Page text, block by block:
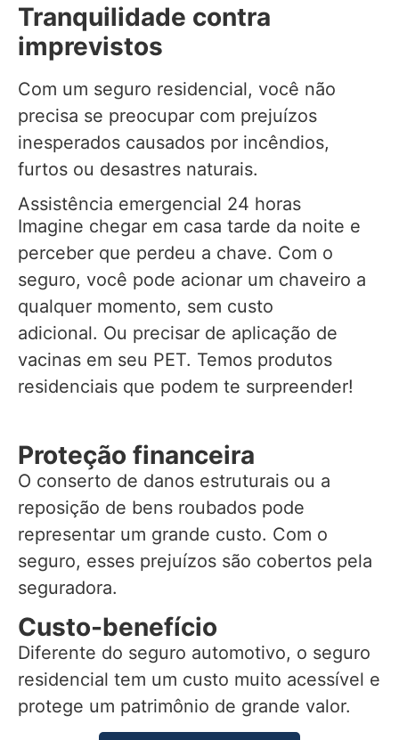
Tranquilidade contra
imprevistos
Com um seguro residencial, você não
precisa se preocupar com prejuízos
inesperados causados por incêndios,
furtos ou desastres naturais.
Assistência emergencial 24 horas
Imagine chegar em casa tarde da noite e
perceber que perdeu a chave. Com o
seguro, você pode acionar um chaveiro a
qualquer momento, sem custo
adicional. Ou precisar de aplicação de
vacinas em seu PET. Temos produtos
residenciais que podem te surpreender!
Proteção financeira
O conserto de danos estruturais ou a
reposição de bens roubados pode
representar um grande custo. Com o
seguro, esses prejuízos são cobertos pela
seguradora.
Custo-benefício
Diferente do seguro automotivo, o seguro
residencial tem um custo muito acessível e
protege um patrimônio de grande valor.